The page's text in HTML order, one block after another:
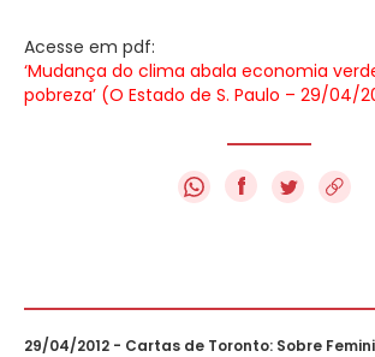
Acesse em pdf:
‘Mudança do clima abala economia
pobreza’ (O Estado de S. Paulo – 29/04/
f
29/04/2012 - Cartas de Toronto: Sobre